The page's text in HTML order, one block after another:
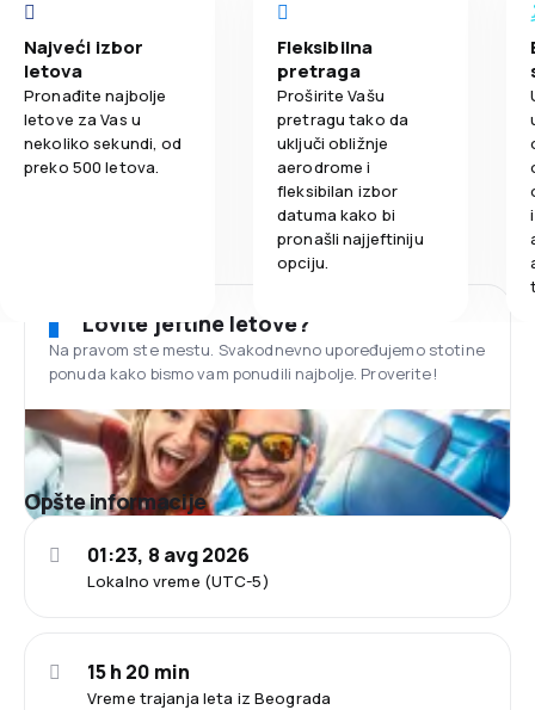
Najveći izbor
letova
Pronađite najbolje
letove za Vas u
nekoliko sekundi, od
preko 500 letova.
Fleksibilna
pretraga
Proširite Vašu
pretragu tako da
uključi obližnje
aerodrome i
fleksibilan izbor
datuma kako bi
pronašli najjeftiniju
opciju.
Lovite jeftine letove?
Na pravom ste mestu. Svakodnevno upoređujemo stotine
ponuda kako bismo vam ponudili najbolje. Proverite!
Opšte informacije
Lokalno vreme (UTC-5)
01:23, 8 avg 2026
Vreme trajanja leta iz Beograda
15 h 20 min